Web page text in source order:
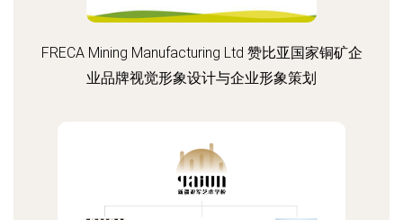
FRECA Mining Manufacturing Ltd 赞比亚国家铜矿企
业品牌视觉形象设计与企业形象策划